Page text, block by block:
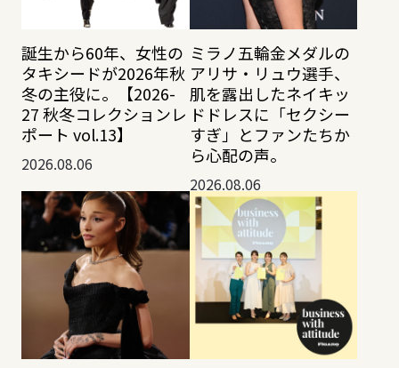
誕生から60年、女性の
タキシードが2026年秋
冬の主役に。【2026-
27 秋冬コレクションレ
ポート vol.13】
2026.08.06
ミラノ五輪金メダルの
アリサ・リュウ選手、
肌を露出したネイキッ
ドドレスに「セクシー
すぎ」とファンたちか
ら心配の声。
2026.08.06